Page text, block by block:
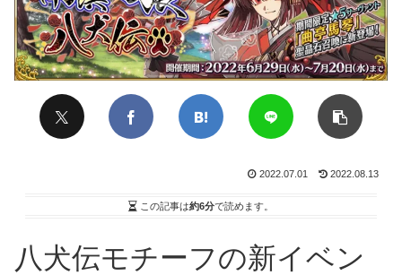
2022.07.01 2022.08.13
この記事は約6分で読めます。
八犬伝モチーフの新イベン